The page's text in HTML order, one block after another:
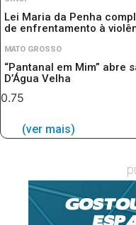
Lei Maria da Penha
de enfrentamento à
MATO GROSSO
“Pantanal em Mim” abre
D’Água Velha
(ver mais)